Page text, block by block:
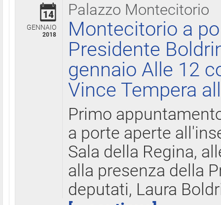
Palazzo Montecitorio
14
GENNAIO
2018
Montecitorio a
Presidente
gennaio Alle 12
Vince Tempera
Primo
a porte aperte
Sala della Regina,
alla presenza della
deputati, Laura